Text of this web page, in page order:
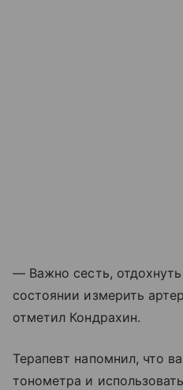
— Важно сесть,
состоянии измерить
отметил Кондрахин.
Терапевт напомнил, что
тонометра и